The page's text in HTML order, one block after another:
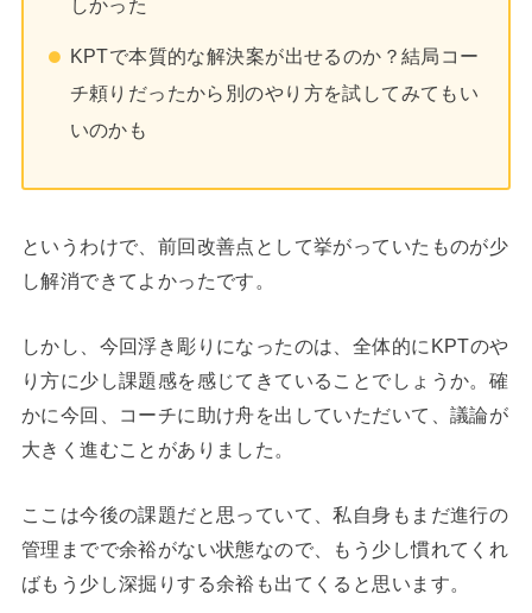
しかった
KPTで本質的な解決案が出せるのか？結局コー
チ頼りだったから別のやり方を試してみてもい
いのかも
というわけで、前回改善点として挙がっていたものが少
し解消できてよかったです。
しかし、今回浮き彫りになったのは、全体的にKPTのや
り方に少し課題感を感じてきていることでしょうか。確
かに今回、コーチに助け舟を出していただいて、議論が
大きく進むことがありました。
ここは今後の課題だと思っていて、私自身もまだ進行の
管理までで余裕がない状態なので、もう少し慣れてくれ
ばもう少し深掘りする余裕も出てくると思います。